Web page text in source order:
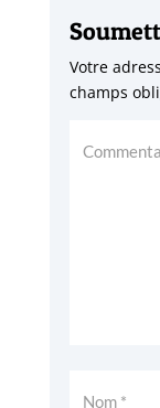
Votre
champs